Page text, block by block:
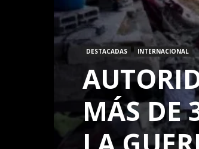
DESTACADAS INTERNACIONAL
MÁS DE